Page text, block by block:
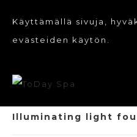
Käyttämällä sivuja,
evästeiden käytön.
Illuminating light